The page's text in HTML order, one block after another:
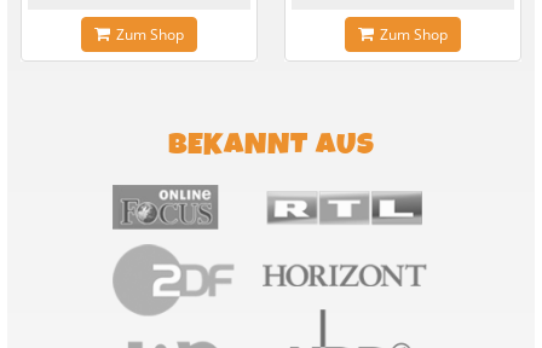
Zum Shop Zum Shop
BEKANNT AUS